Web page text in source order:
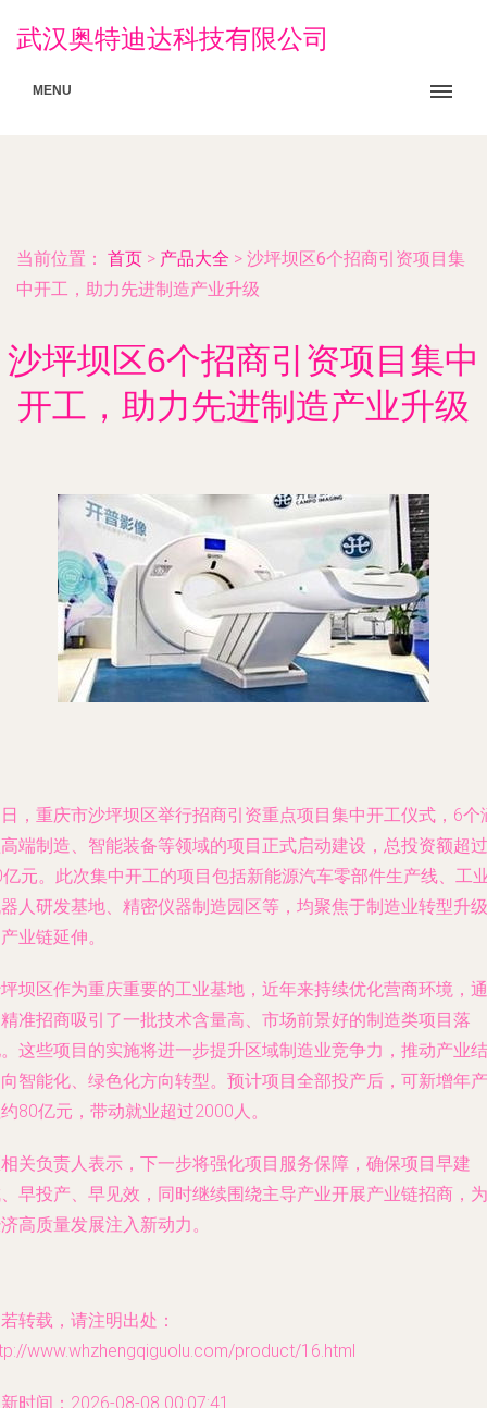
武汉奥特迪达科技有限公司
MENU
当前位置： 首页 > 产品大全 > 沙坪坝区6个招商引资项目集
中开工，助力先进制造产业升级
沙坪坝区6个招商引资项目集中
开工，助力先进制造产业升级
，重庆市沙坪坝区举行招商引资重点项目集中开工仪式，6个
端制造、智能装备等领域的项目正式启动建设，总投资额超过
元。此次集中开工的项目包括新能源汽车零部件生产线、工
人研发基地、精密仪器制造园区等，均聚焦于制造业转型升级
业链延伸。
坝区作为重庆重要的工业基地，近年来持续优化营商环境，通
准招商吸引了一批技术含量高、市场前景好的制造类项目落
这些项目的实施将进一步提升区域制造业竞争力，推动产业结
智能化、绿色化方向转型。预计项目全部投产后，可新增年产
80亿元，带动就业超过2000人。
关负责人表示，下一步将强化项目服务保障，确保项目早建
早投产、早见效，同时继续围绕主导产业开展产业链招商，为
高质量发展注入新动力。
转载，请注明出处：
www.whzhengqiguolu.com/product/16.html
时间：2026-08-08 00:07:41